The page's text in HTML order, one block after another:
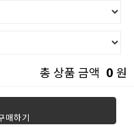
총 상품 금액 0 원
매하기